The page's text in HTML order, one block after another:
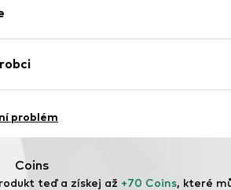
střih
- PES, 5% Elastan
problém
Coins
teď a získej až +70 Coins, které